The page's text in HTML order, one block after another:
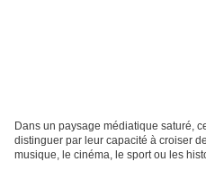
Dans un paysage médiatique saturé,
distinguer par leur capacité à croiser
musique, le cinéma, le sport ou les